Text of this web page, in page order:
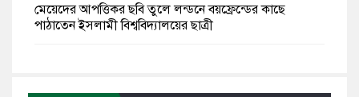
মেয়েদের আপত্তিকর ছবি তুলে লন্ডনে বয়ফ্রেন্ডের কাছে
পাঠাতেন ইসলামী বিশ্ববিদ্যালয়ের ছাত্রী